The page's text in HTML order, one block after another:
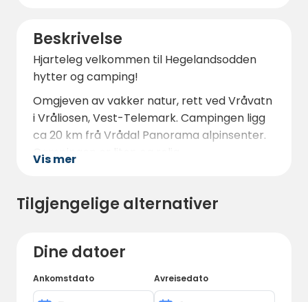
Beskrivelse
Hjarteleg velkommen til Hegelandsodden
hytter og camping!
Omgjeven av vakker natur, rett ved Vråvatn
i Vråliosen, Vest-Telemark. Campingen ligg
ca 20 km frå Vrådal Panorama alpinsenter.
Campingen er liten og rolig.
Telemark forøvrig, er svært god likt av
motorsykkelister i Norge, og utlandet.
som skal over Suleskardvegen sidan den ligg
midt imellom stavanger og Oslo.
Vis mer
Tilgjengelige alternativer
Dine datoer
Ankomstdato Avreisedato